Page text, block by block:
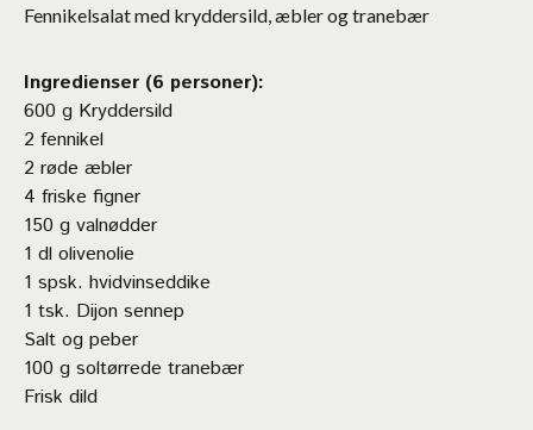
Fennikelsalat med kryddersild, æbler og tranebær
Ingredienser (6 personer):
600 g Kryddersild
2 fennikel
2 røde æbler
4 friske figner
150 g valnødder
1 dl olivenolie
1 spsk. hvidvinseddike
1 tsk. Dijon sennep
Salt og peber
100 g soltørrede tranebær
Frisk dild